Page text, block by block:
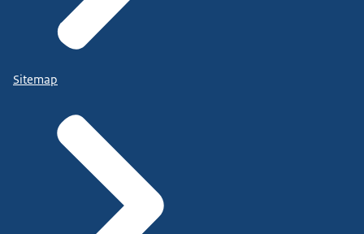
Sitemap